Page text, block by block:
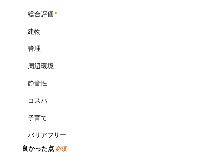
総合評価 *
建物
管理
周辺環境
静音性
コスパ
子育て
バリアフリー
良かった点 必須